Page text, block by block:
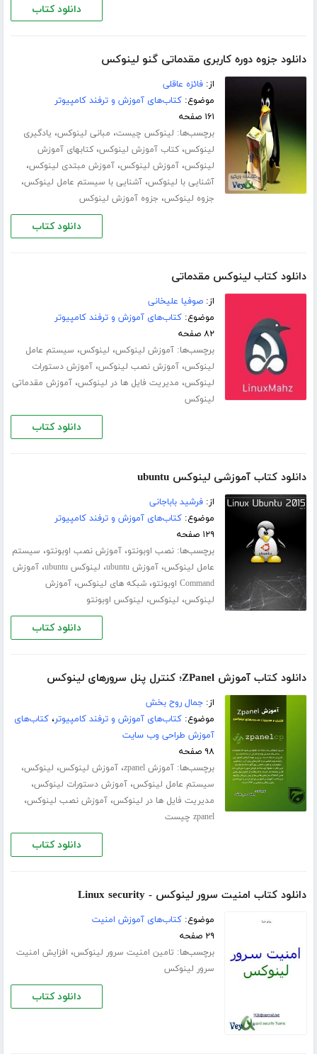
دانلود کتاب
دانلود جزوه دوره کاربری مقدماتی گنو لینوکس
از:فائزه عاقلی
موضوع:کتاب‌های آموزش و ترفند کامپیوتر
۱۶۱ صفحه
برچسب‌ها: لینوکس چیست، مبانی لینوکس، یادگیری
لینوکس،کتاب آموزش لینوکس،کتابهای آموزش
لینوکس،آموزش لینوکس،آموزش مبتدی لینوکس،
آشنایی با لینوکس،آشنایی با سیستم عامل لینوکس،
جزوه لینوکس، جزوه آموزش لینوکس
دانلود کتاب
دانلود کتاب لینوکس مقدماتی
از:صوفیا علیخانی
موضوع:کتاب‌های آموزش و ترفند کامپیوتر
۸۲ صفحه
برچسب‌ها:آموزش لینوکس، لینوکس، سیستم عامل
لینوکس،آموزش نصب لینوکس،آموزش دستورات
لینوکس، مدیریت فایل ها در لینوکس،آموزش مقدماتی
لینوکس
دانلود کتاب
دانلود کتاب آموزشی لینوکس ubuntu
از:فرشید باباجانی
موضوع:کتاب‌های آموزش و ترفند کامپیوتر
۱۲۹ صفحه
برچسب‌ها:نصب اوبونتو،آموزش نصب اوبونتو، سیستم
عامل لینوکس،آموزش ubuntu ، لینوکس ubuntu ،آموزش
Command اوبونتو
،شبکه های لینوکس،آموزش
لینوکس، لینوکس، لینوکس اوبونتو
دانلود کتاب
دانلود کتاب آموزش ZPanel؛ کنترل پنل سرورهای لینوکس
از:جمال روح بخش
موضوع:کتاب‌های آموزش و ترفند کامپیوتر،کتاب‌های
آموزش طراحی وب سایت
۹۸ صفحه
برچسب‌ها:آموزش zpanel ،آموزش لینوکس، لینوکس،
سیستم عامل لینوکس،آموزش دستورات لینوکس،
مدیریت فایل ها در لینوکس،آموزش نصب لینوکس،
zpanel چیست
دانلود کتاب
دانلود کتاب امنیت سرور لینوکس - Linux security
موضوع:کتاب‌های آموزش امنیت
۲۹ صفحه
برچسب‌ها: تامین امنیت سرور لینوکس، افزایش امنیت
سرور لینوکس
دانلود کتاب